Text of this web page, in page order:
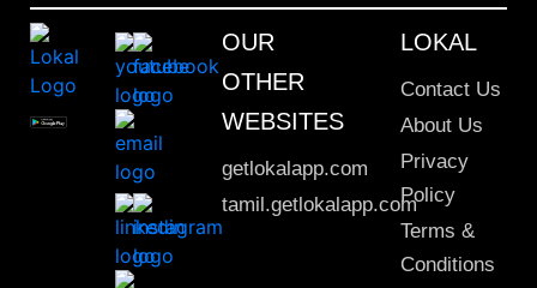
OUR
OTHER
WEBSITES
getlokalapp.com
tamil.getlokalapp.com
LOKAL
Contact Us
About Us
Privacy
Policy
Terms &
Conditions